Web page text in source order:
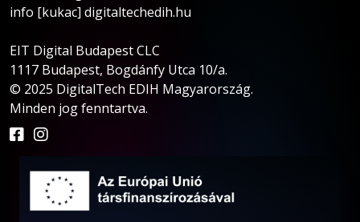
info [kukac] digitaltechedih.hu
EIT Digital Budapest CLC
1117 Budapest, Bogdánfy Utca 10/a.
© 2025 DigitalTech EDIH Magyarország.
Minden jog fenntartva.